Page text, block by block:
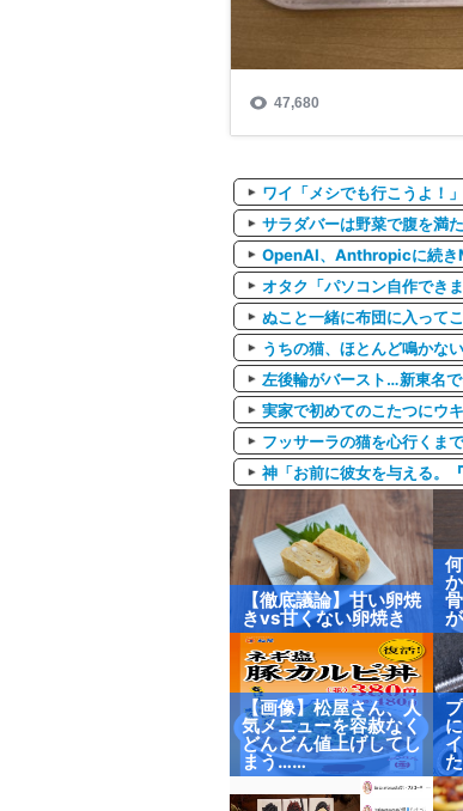
ワイ「メシでも行こうよ！
サラダバーは野菜で腹を満
OpenAI、Anthropicに続き
オタク「パソコン自作でき
ぬこと一緒に布団に入って
うちの猫、ほとんど鳴かな
左後輪がバースト…新東名
実家で初めてのこたつにウ
フッサーラの猫を心行くま
神「お前に彼女を与える。
【徹底議論】甘い卵焼
きvs甘くない卵焼き
【画像】松屋さん、人
気メニューを容赦なく
どんどん値上げしてし
まう……